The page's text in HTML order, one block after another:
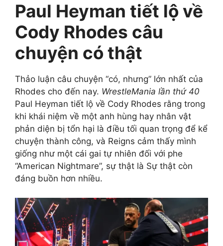
Paul Heyman tiết lộ về
Cody Rhodes câu
chuyện có thật
Thảo luận câu chuyện “có, nhưng” lớn nhất của
Rhodes cho đến nay. WrestleMania lần thứ 40
Paul Heyman tiết lộ về Cody Rhodes rằng trong
khi khái niệm về một anh hùng hay nhân vật
phản diện bị tổn hại là điều tối quan trọng để kể
chuyện thành công, và Reigns cảm thấy mình
giống như một cái gai tự nhiên đối với phe
“American Nightmare”, sự thật là Sự thật còn
đáng buồn hơn nhiều.